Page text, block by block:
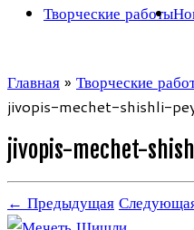
Творческие работы
Главная » Творческие
jivopis-mechet-shishli-
jivopis-mechet-
← Предыдущая